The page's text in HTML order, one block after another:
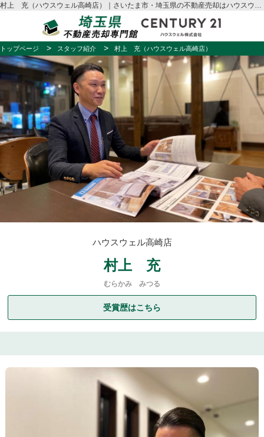
村上 充（ハウスウェル高崎店）｜さいたま市・埼玉県の不動産売却はハウスウェル
トップページ スタッフ紹介 村上 充（ハウスウェル高崎店）
ハウスウェル高崎店
村上 充
むらかみ みつる
受賞歴はこちら